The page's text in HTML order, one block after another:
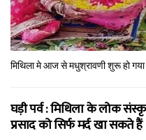
मिथि‍ला मे आज से मधुश्रावणी शुरू हो
घड़ी पर्व : मिथि‍ला के लोक
प्रसाद को सिर्फ मर्द खा सकते हैं